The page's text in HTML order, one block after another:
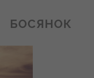
БОСЯНОК